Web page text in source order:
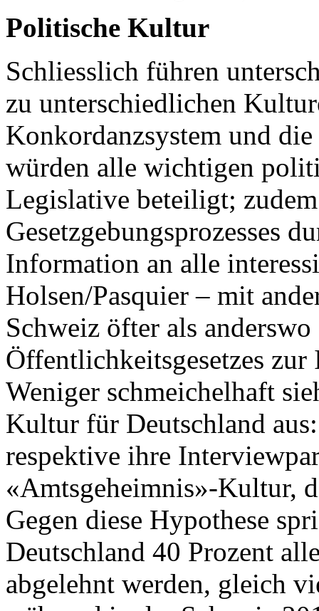
Politische Kultur
Schliesslich führen
zu unterschiedlichen
Konkordanzsystem und
würden alle wichtigen
Legislative beteiligt;
Gesetzgebungsprozesses
Information an alle
Holsen/Pasquier – mit
Schweiz öfter als
Öffentlichkeitsgesetzes
Weniger schmeichelhaft
Kultur für Deutschland
respektive ihre
«Amtsgeheimnis»-Kultur,
Gegen diese Hypothese
Deutschland 40 Prozent
abgelehnt werden, gleich